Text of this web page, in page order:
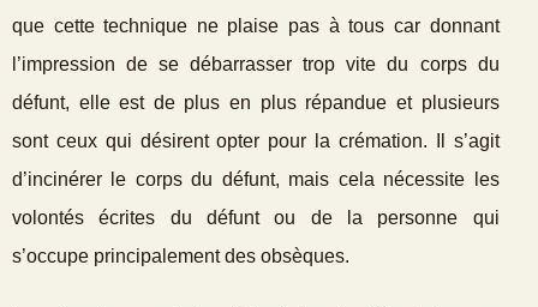
que cette technique ne plaise pas à tous car donnant
l’impression de se débarrasser trop vite du corps du
défunt, elle est de plus en plus répandue et plusieurs
sont ceux qui désirent opter pour la crémation. Il s’agit
d’incinérer le corps du défunt, mais cela nécessite les
volontés écrites du défunt ou de la personne qui
s’occupe principalement des obsèques.